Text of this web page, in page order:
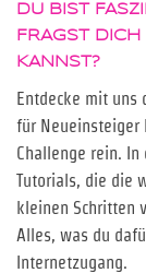
DU BIST
FRAGST
KANNST?
Entdecke mit uns
für Neueinsteiger
Challenge rein.
Tutorials, die die
kleinen Schritten
Alles, was du
Internetzugang.